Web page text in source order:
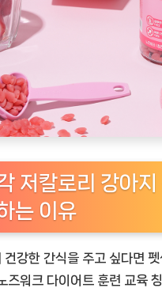
저칼로리 강아
는 이유
건강한 간식을 주고 싶다면
즈워크 다이어트 훈련 교육 칭